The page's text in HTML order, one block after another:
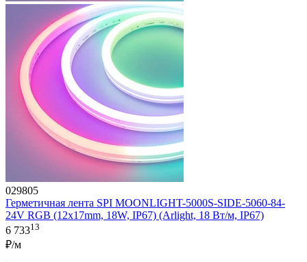
029805
Герметичная лента SPI MOONLIGHT-5000S-SIDE-5060-84-
24V RGB (12х17mm, 18W, IP67) (Arlight, 18 Вт/м, IP67)
6 73313
₽/м